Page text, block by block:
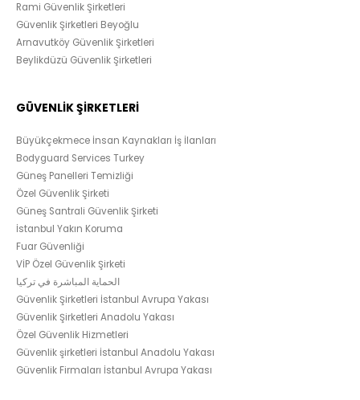
Rami Güvenlik Şirketleri
Güvenlik Şirketleri Beyoğlu
Arnavutköy Güvenlik Şirketleri
Beylikdüzü Güvenlik Şirketleri
GÜVENLİK ŞİRKETLERİ
Büyükçekmece İnsan Kaynakları İş İlanları
Bodyguard Services Turkey
Güneş Panelleri Temizliği
Özel Güvenlik Şirketi
Güneş Santrali Güvenlik Şirketi
İstanbul Yakın Koruma
Fuar Güvenliği
VİP Özel Güvenlik Şirketi
الحماية المباشرة في تركيا
Güvenlik Şirketleri İstanbul Avrupa Yakası
Güvenlik Şirketleri Anadolu Yakası
Özel Güvenlik Hizmetleri
Güvenlik şirketleri İstanbul Anadolu Yakası
Güvenlik Firmaları İstanbul Avrupa Yakası